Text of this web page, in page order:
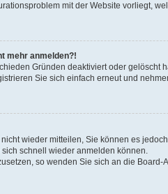
mit der Website vorliegt,
mehr anmelden?!
Gründen deaktiviert oder
Sie sich einfach erneut und
wieder mitteilen, Sie können es
schnell wieder anmelden können.
so wenden Sie sich an die Board-